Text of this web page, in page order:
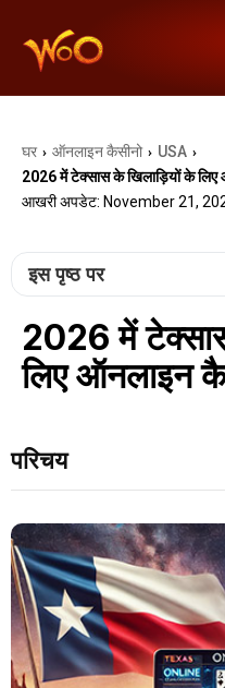
घर › ऑनलाइन कैसीनो › USA ›
2026 में टेक्सास के खिलाड़ियों के लिए
आखरी अपडेट: November 21,
इस पृष्ठ पर
2026 में
लिए ऑनलाइन
परिचय